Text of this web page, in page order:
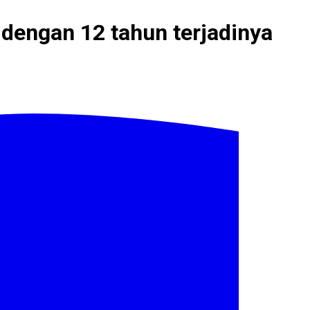
12 tahun terjadinya